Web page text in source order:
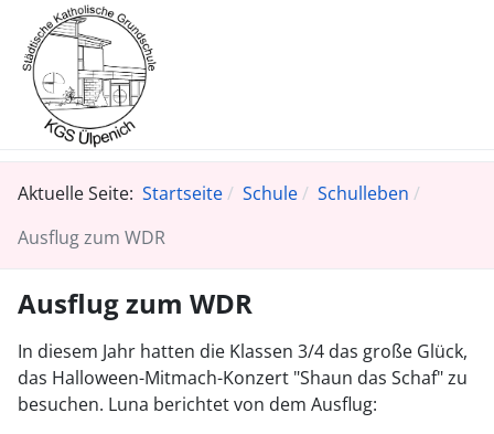
Aktuelle Seite: Startseite Schule
Schulleben
Ausflug zum WDR
Ausflug zum WDR
In diesem Jahr hatten die Klassen 3/4 das große Glück,
das Halloween-Mitmach-Konzert "Shaun das Schaf" zu
besuchen. Luna berichtet von dem Ausflug: